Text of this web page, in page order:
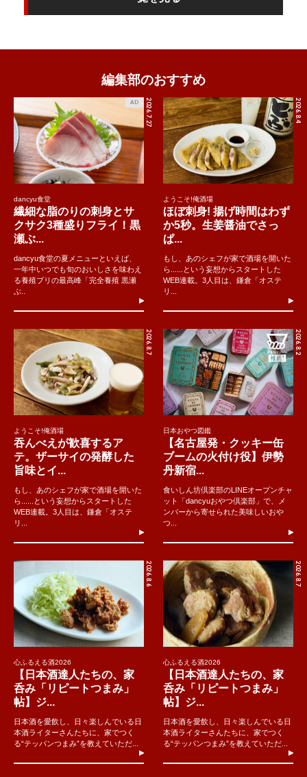
編集部のおすすめ
2026.7.27
AD
dancyu食堂
繊細な脂のりの刺身とサ
クサク3種盛りフライ！黒
瀬ぶ...
dancyu食堂の夏メニューといえば、
一年中いつでも旬のおいしさを味わえ
る養殖ブリの最高峰「完全養殖 黒瀬
ぶ..
2026.8.4
ようこそ!俺酒場
ほぼ刺身! 揚げ時間はわず
か5秒。生姜醤油でさっ
ぱ...
もし、あのシェフが家で酒場を開いた
ら......という妄想からスタートした
WEB連載。3人目は、鎌倉「オステ
リ...
2026.8.7
ようこそ!俺酒場
吞んべえが歓喜するア
テ。ザーサイの発酵した
旨味とイ...
もし、あのシェフが家で酒場を開いた
ら......という妄想からスタートした
WEB連載。3人目は、鎌倉「オステ
リ...
2026.8.2
日本おやつ図鑑
【名古屋発・クッキー缶
ブームの火付け役】伊勢
丹新宿...
食いしん坊倶楽部のLINEオープンチャ
ット「dancyuおやつ倶楽部」で、メ
ンバーから寄せられた美味しいおや
つ...
2026.8.6
心ふるえる酒2026
【日本酒達人たちの、家
呑み「リピートつまみ」
帖】ジ...
日本酒を愛飲し、日々楽しんでいる日
本酒ライターさんたちに、家でつく
る“テッパンつまみ”を教えていただ...
2026.8.7
心ふるえる酒2026
【日本酒達人たちの、家
呑み「リピートつまみ」
帖】ジ...
日本酒を愛飲し、日々楽しんでいる日
本酒ライターさんたちに、家でつく
る“テッパンつまみ”を教えていただ...